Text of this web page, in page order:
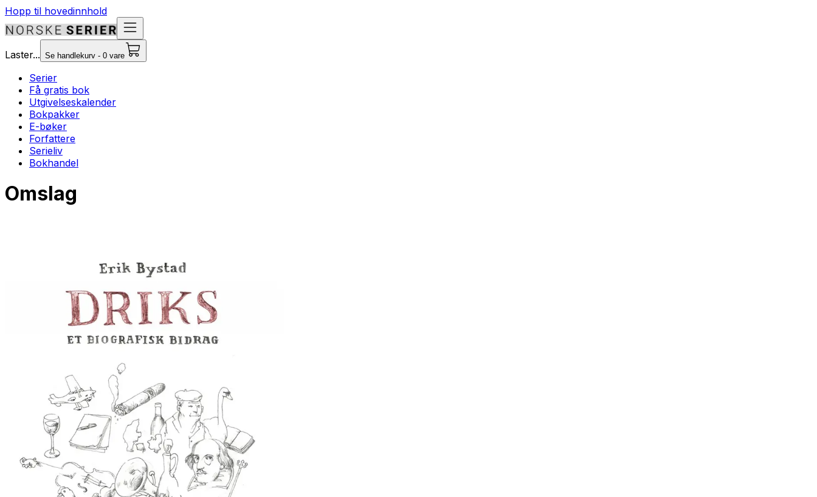
Hopp til hovedinnhold
Laster... Se handlekurv - 0 vare
Serier
Få gratis bok
Utgivelseskalender
Bokpakker
E-bøker
Forfattere
Serieliv
Bokhandel
Omslag